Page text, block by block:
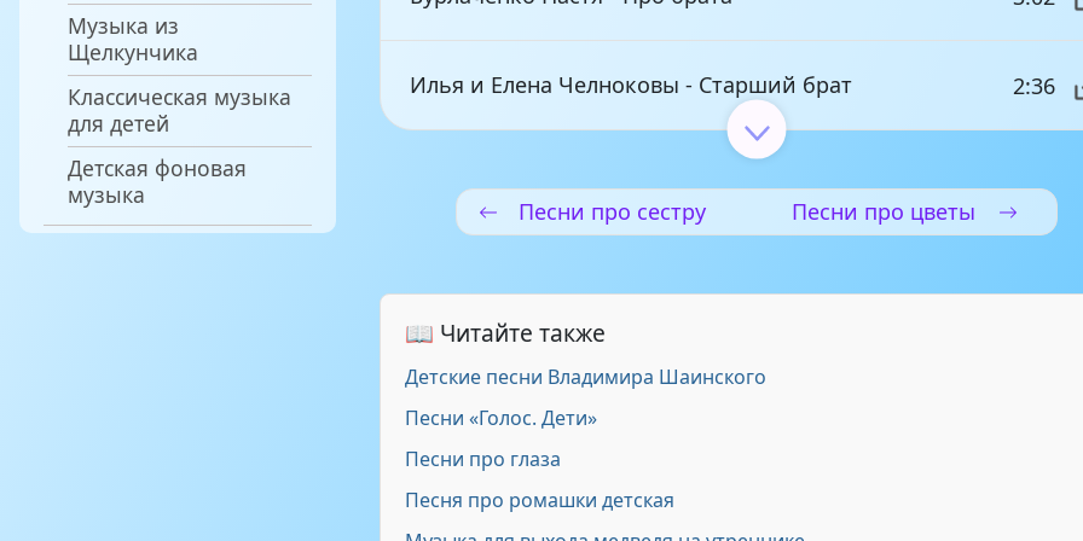
Музыка из
Щелкунчика
Классическая музыка
для детей
Детская фоновая
музыка
Илья и Елена Челноковы - Старший брат 2:36
София Берг - Братик ты мой родной
Детские песни театр песни Альтон - Братишки-
Песни про сестру Песни про цветы
📖 Читайте также
Детские песни Владимира Шаинского
Песни «Голос. Дети»
Песни про глаза
Песня про ромашки детская